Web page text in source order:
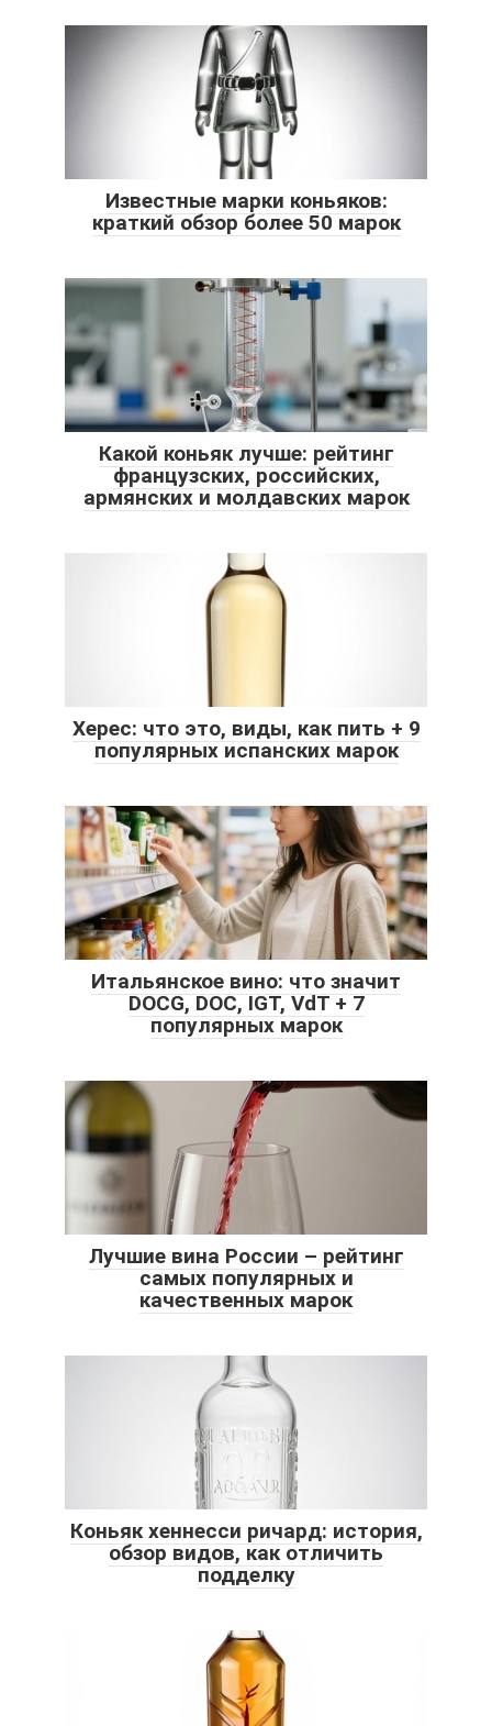
Известные марки коньяков:
краткий обзор более 50 марок
Какой коньяк лучше: рейтинг
французских, российских,
армянских и молдавских марок
Херес: что это, виды, как пить + 9
популярных испанских марок
Итальянское вино: что значит
DOCG, DOC, IGT, VdT + 7
популярных марок
Лучшие вина России – рейтинг
самых популярных и
качественных марок
Коньяк хеннесси ричард: история,
обзор видов, как отличить
подделку